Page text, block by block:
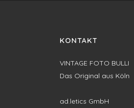
KONTAKT
VINTAGE FOTO BULLI
Das Original aus Köln
ad.letics GmbH